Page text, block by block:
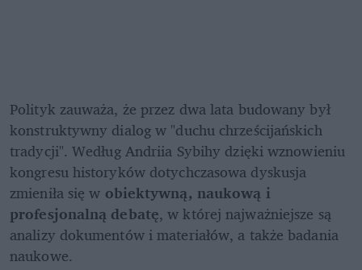
Polityk zauważa, że przez dwa lata budowany był
konstruktywny dialog w "duchu chrześcijańskich
tradycji". Według Andriia Sybihy dzięki wznowieniu
kongresu historyków dotychczasowa dyskusja
zmieniła się w obiektywną, naukową i
profesjonalną debatę, w której najważniejsze są
analizy dokumentów i materiałów, a także badania
naukowe.